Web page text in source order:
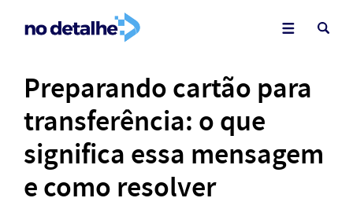
Preparando cartão para
transferência: o que
significa essa mensagem
e como resolver